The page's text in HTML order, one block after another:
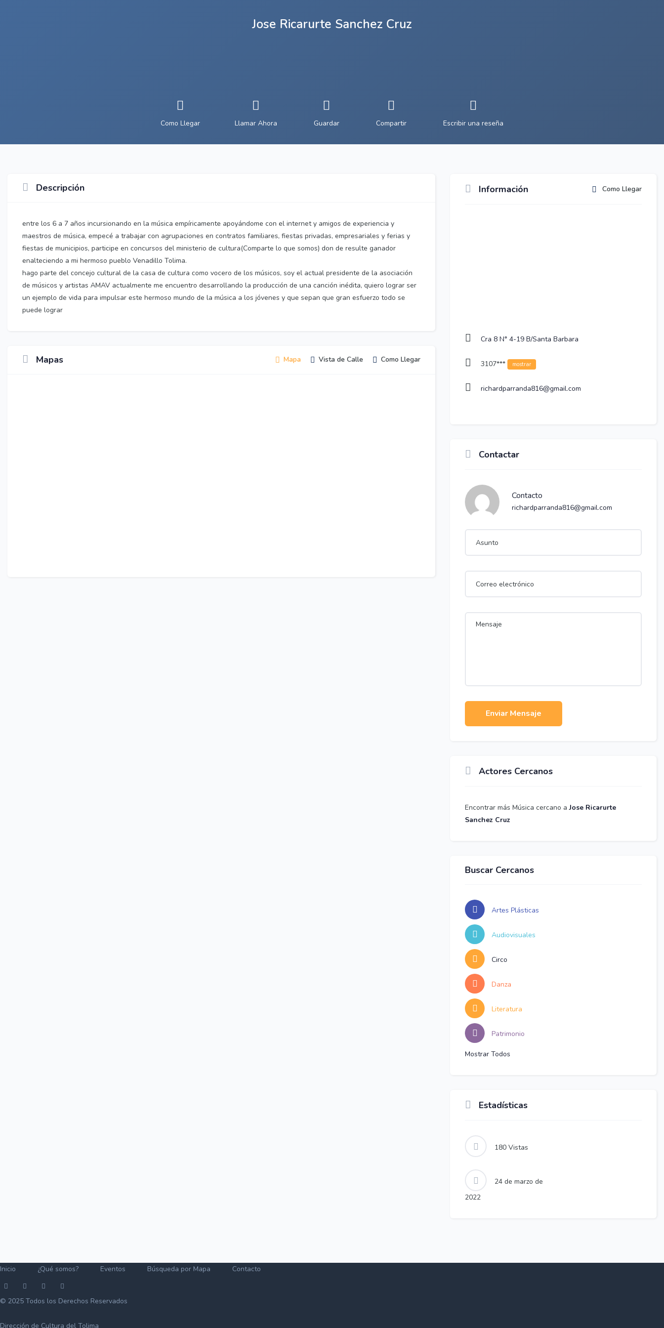
Jose Ricarurte Sanchez Cruz
Como Llegar Llamar Ahora Guardar Compartir Escribir una reseña
Descripción
entre los 6 a 7 años incursionando en la música empíricamente apoyándome con el internet y amigos de experiencia y
maestros de música, empecé a trabajar con agrupaciones en contratos familiares, fiestas privadas, empresariales y ferias y
fiestas de municipios, participe en concursos del ministerio de cultura(Comparte lo que somos) don de resulte ganador
enalteciendo a mi hermoso pueblo Venadillo Tolima.
hago parte del concejo cultural de la casa de cultura como vocero de los músicos, soy el actual presidente de la asociación
de músicos y artistas AMAV actualmente me encuentro desarrollando la producción de una canción inédita, quiero lograr ser
un ejemplo de vida para impulsar este hermoso mundo de la música a los jóvenes y que sepan que gran esfuerzo todo se
puede lograr
Mapas Mapa Vista de Calle Como Llegar
Información Como Llegar
Cra 8 N° 4-19 B/Santa Barbara
3107*** mostrar
richardparranda816@gmail.com
Contactar
Contacto
richardparranda816@gmail.com
Enviar Mensaje
Actores Cercanos
Encontrar más Música cercano a Jose Ricarurte
Sanchez Cruz
Buscar Cercanos
Artes Plásticas
Audiovisuales
Circo
Danza
Literatura
Patrimonio
Mostrar Todos
Estadísticas
180 Vistas
24 de marzo de
2022
Inicio ¿Qué somos? Eventos Búsqueda por Mapa Contacto
© 2025 Todos los Derechos Reservados
Dirección de Cultura del Tolima